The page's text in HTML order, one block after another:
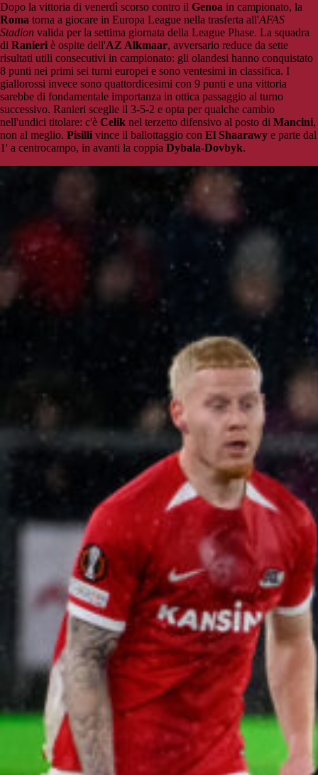
Dopo la vittoria di venerdì scorso contro il Genoa in campionato, la
Roma torna a giocare in Europa League nella trasferta all'AFAS
Stadion valida per la settima giornata della League Phase. La squadra
di Ranieri è ospite dell'AZ Alkmaar, avversario reduce da sette
risultati utili consecutivi in campionato: gli olandesi hanno conquistato
8 punti nei primi sei turni europei e sono ventesimi in classifica. I
giallorossi invece sono quattordicesimi con 9 punti e una vittoria
sarebbe di fondamentale importanza in ottica passaggio al turno
successivo. Ranieri sceglie il 3-5-2 e opta per qualche cambio
nell'undici titolare: c'è Celik nel terzetto difensivo al posto di Mancini,
non al meglio. Pisilli vince il ballottaggio con El Shaarawy e parte dal
1' a centrocampo, in avanti la coppia Dybala-Dovbyk.